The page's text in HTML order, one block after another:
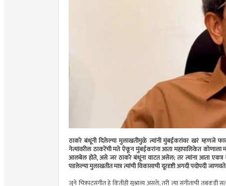
ठाकरे बंधूंनी दिलेल्या मुलाखतीमुळे त्यांनी मुंबईकरांवर खरं म्हणजे
नेत्यांवरील ठाकरेंची मते ऐकून मुंबईकरांना आता महापालिकेत
आलबेल होते, असे जर ठाकरे बंधूंना वाटत असेल; तर त्यांना आता एकत्र
पडलेल्या मुलाखतीत मात्र त्यांची विकासाची दूरदृष्टी अगदी पदोपदी जाणवते.
जुने चित्रपटसंगीत हे कितीही सुश्राव्य असले, तरी त्या संगीताची